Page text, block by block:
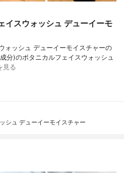
イスウォッシュ デューイーモ
ォッシュ デューイーモイスチャーの
分)のボタニカルフェイスウォッシュ
見る
シュ デューイーモイスチャー